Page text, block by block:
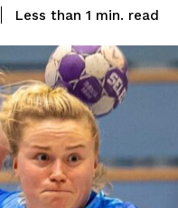
Less than 1 min. read